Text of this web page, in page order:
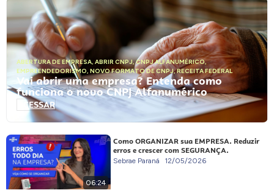
ABERTURA DE EMPRESA, ABRIR CNPJ,CNPJ ALFANUMÉRICO,
EMPREENDEDORISMO, NOVO FORMATO DE CNPJ,RECEITA FEDERAL
Vai abrir uma empresa? Entenda como
funciona o novo CNPJ Alfanumérico
ACESSAR
06:24
Como ORGANIZAR sua EMPRESA. Reduzir
erros e crescer com SEGURANÇA.
Sebrae Paraná 12/05/2026